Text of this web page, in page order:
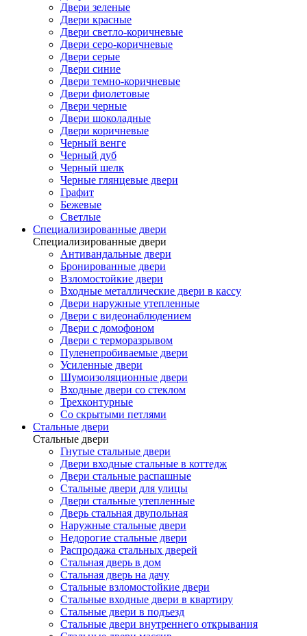
Двери зеленые
Двери красные
Двери светло-коричневые
Двери серо-коричневые
Двери серые
Двери синие
Двери темно-коричневые
Двери фиолетовые
Двери черные
Двери шоколадные
Двери коричневые
Черный венге
Черный дуб
Черный шелк
Черные глянцевые двери
Графит
Бежевые
Светлые
Специализированные двери
Специализированные двери
Антивандальные двери
Бронированные двери
Взломостойкие двери
Входные металлические двери в кассу
Двери наружные утепленные
Двери с видеонаблюдением
Двери с домофоном
Двери с терморазрывом
Пуленепробиваемые двери
Усиленные двери
Шумоизоляционные двери
Входные двери со стеклом
Трехконтурные
Со скрытыми петлями
Стальные двери
Стальные двери
Гнутые стальные двери
Двери входные стальные в коттедж
Двери стальные распашные
Стальные двери для улицы
Двери стальные утепленные
Дверь стальная двупольная
Наружные стальные двери
Недорогие стальные двери
Распродажа стальных дверей
Стальная дверь в дом
Стальная дверь на дачу
Стальные взломостойкие двери
Стальные входные двери в квартиру
Стальные двери в подъезд
Стальные двери внутреннего открывания